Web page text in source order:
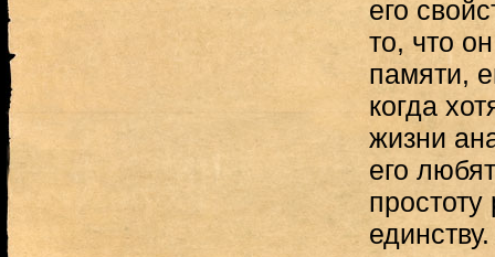
его
то, что
памяти,
когда
жизни
его